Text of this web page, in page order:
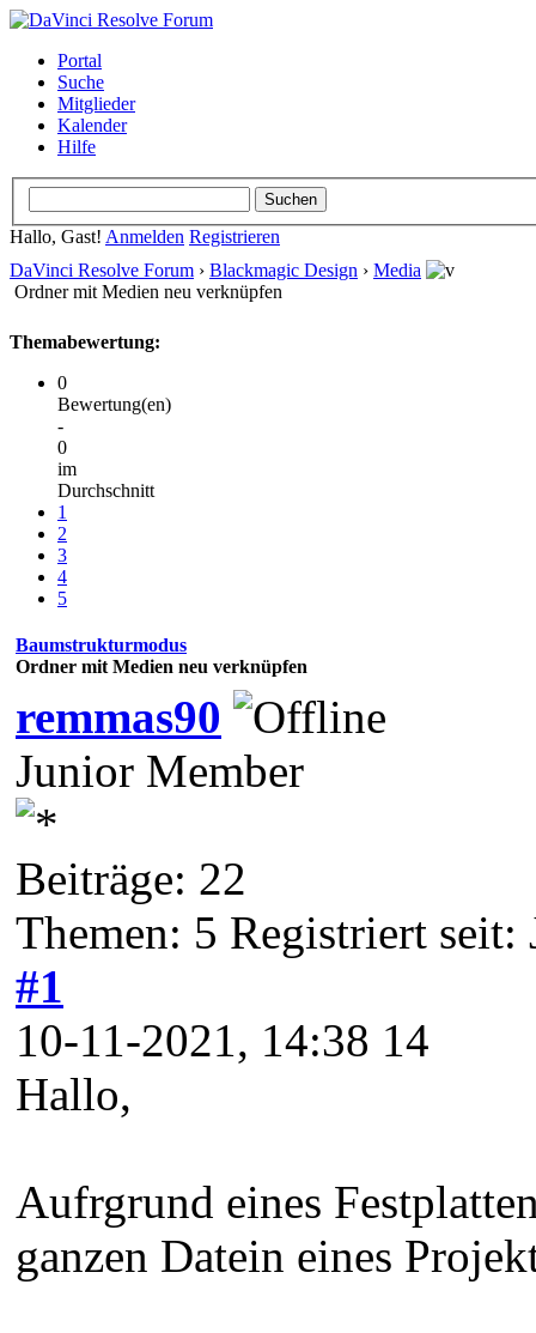
Portal
Suche
Mitglieder
Kalender
Hilfe
Hallo, Gast! Anmelden Registrieren
DaVinci Resolve Forum › Blackmagic Design › Media
Ordner mit Medien neu verknüpfen
Themabewertung:
0
Bewertung(en)
-
0
im
Durchschnitt
1
2
3
4
5
Baumstrukturmodus
Ordner mit Medien neu verknüpfen
remmas90
Junior Member
Beiträge: 22
Themen: 5 Registriert seit:
#1
10-11-2021, 14:38 14
Hallo,
Aufrgrund eines
ganzen Datein eines